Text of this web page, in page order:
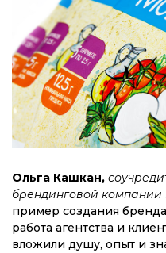
Ольга Кашкан,
брендинговой компании
пример создания бренда
работа агентства и
вложили душу, опыт и